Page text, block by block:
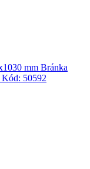
Bránka
Kód: 50592